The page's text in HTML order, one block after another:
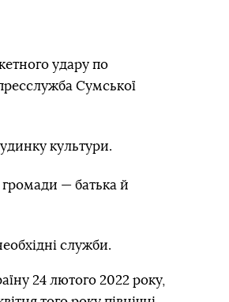
удару по
Сумської
культури.
— батька й
служби.
24 лютого 2022 року,